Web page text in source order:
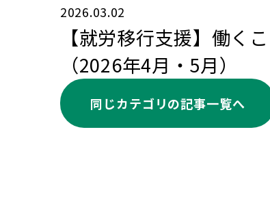
2026.03.02
【就労移行支援】働く
（2026年4月・5月）
同じカテゴリの記事⼀覧へ